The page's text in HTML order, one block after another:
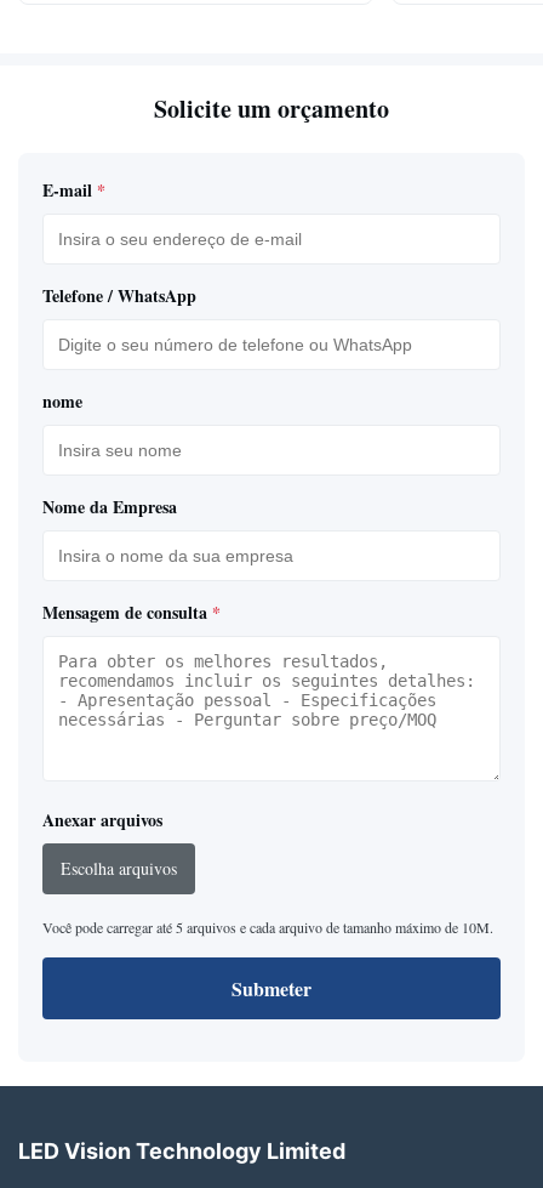
Solicite um orçamento
E-mail *
Telefone / WhatsApp
nome
Nome da Empresa
Mensagem de consulta *
Anexar arquivos
Escolha arquivos
Você pode carregar até 5 arquivos e cada arquivo de tamanho máximo de 10M.
Submeter
LED Vision Technology Limited